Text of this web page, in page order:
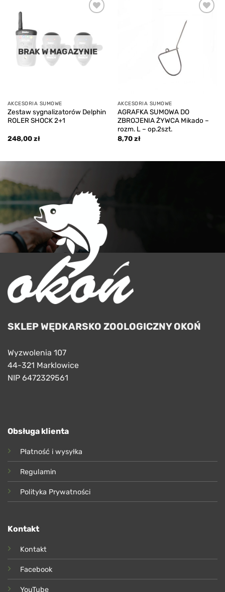
BRAK W MAGAZYNIE
AKCESORIA SUMOWE
Zestaw sygnalizatorów Delphin
ROLER SHOCK 2+1
248,00zł
AKCESORIA SUMOWE
AGRAFKA SUMOWA DO
ZBROJENIA ŻYWCA Mikado –
rozm. L – op.2szt.
8,70zł
SKLEP WĘDKARSKO ZOOLOGICZNY OKOŃ
Wyzwolenia 107
44-321 Marklowice
NIP 6472329561
Obsługa klienta
Płatność i wysyłka
Regulamin
Polityka Prywatności
Kontakt
Kontakt
Facebook
YouTube